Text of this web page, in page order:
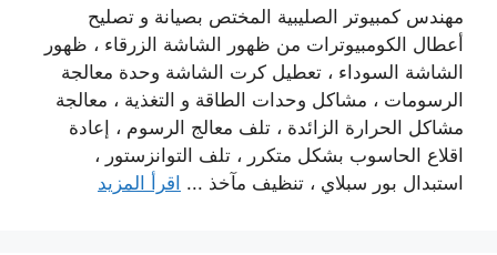
مهندس كمبيوتر الصليبية المختص بصيانة و تصليح
أعطال الكومبيوترات من ظهور الشاشة الزرقاء ، ظهور
الشاشة السوداء ، تعطيل كرت الشاشة وحدة معالجة
الرسومات ، مشاكل وحدات الطاقة و التغذية ، معالجة
مشاكل الحرارة الزائدة ، تلف معالج الرسوم ، إعادة
اقلاع الحاسوب بشكل متكرر ، تلف التوانزستور ،
استبدال بور سبلاي ، تنظيف مآخذ ... اقرأ المزيد